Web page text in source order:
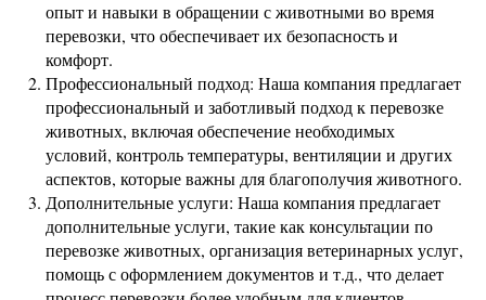
опыт и навыки в обращении с животными во время
перевозки, что обеспечивает их безопасность и
комфорт.
Профессиональный подход: Наша компания предлагает
профессиональный и заботливый подход к перевозке
животных, включая обеспечение необходимых
условий, контроль температуры, вентиляции и других
аспектов, которые важны для благополучия животного.
Дополнительные услуги: Наша компания предлагает
дополнительные услуги, такие как консультации по
перевозке животных, организация ветеринарных услуг,
помощь с оформлением документов и т.д., что делает